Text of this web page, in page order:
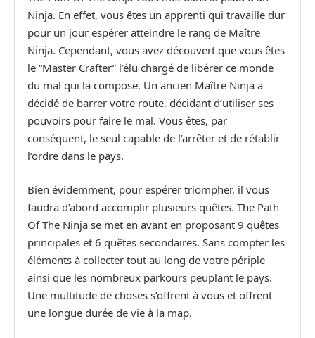
Ninja. En effet, vous êtes un apprenti qui travaille dur
pour un jour espérer atteindre le rang de Maître
Ninja. Cependant, vous avez découvert que vous êtes
le “Master Crafter” l’élu chargé de libérer ce monde
du mal qui la compose. Un ancien Maître Ninja a
décidé de barrer votre route, décidant d’utiliser ses
pouvoirs pour faire le mal. Vous êtes, par
conséquent, le seul capable de l’arrêter et de rétablir
l’ordre dans le pays.
Bien évidemment, pour espérer triompher, il vous
faudra d’abord accomplir plusieurs quêtes. The Path
Of The Ninja se met en avant en proposant 9 quêtes
principales et 6 quêtes secondaires. Sans compter les
éléments à collecter tout au long de votre périple
ainsi que les nombreux parkours peuplant le pays.
Une multitude de choses s’offrent à vous et offrent
une longue durée de vie à la map.